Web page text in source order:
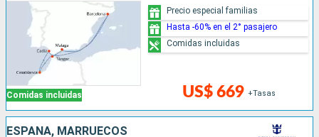
Comidas incluidas US$ 669 +Tasas
Precio especial familias
Hasta -60% en el 2° pasajero
Comidas incluidas
ESPAÑA, MARRUECOS